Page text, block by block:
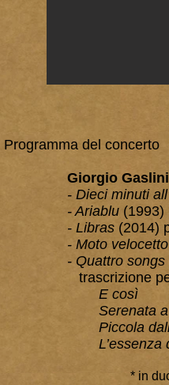
Programma del concerto
Giorgio Gaslini
- Dieci minuti
- Ariablu (1993)
- Libras (2014)
- Moto
- Quattro
trascrizione
E così
Serenata
Piccola
L’essenza
* in